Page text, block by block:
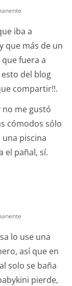
iba a
que más de un
fuera a
esto del blog
compartir!!.
no me gustó
cómodos sólo
piscina
el pañal, sí.
lo use una
así que en
solo se baña
pierde,